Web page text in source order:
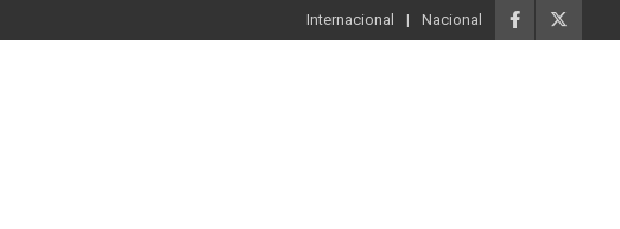
Internacional Nacional